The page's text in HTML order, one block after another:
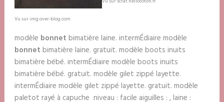
Vu sur img.over-blog.com
modèle bonnet bimatière laine. intermÉdiaire modèle
bonnet bimatière laine. gratuit. modèle boots inuits
bimatière bébé. intermÉdiaire modèle boots inuits
bimatière bébé. gratuit. modèle gilet zippé layette.
intermÉdiaire modèle gilet zippé layette. gratuit. modèle
paletot rayé à capuche niveau : facile aiguilles : , laine :